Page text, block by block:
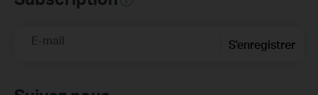
E-mail S'enregistrer